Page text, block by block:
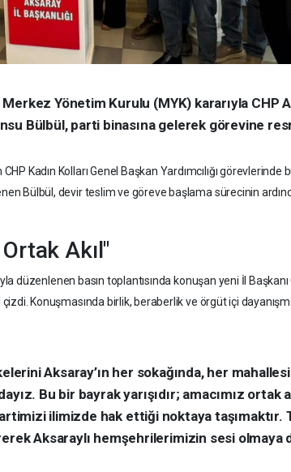
Yönetim Kurulu (MYK) kararıyla CHP
Bülbül, parti binasına gelerek görevine
Kadın Kolları Genel Başkan Yardımcılığı
Bülbül, devir teslim ve göreve başlama sürecinin
Akıl"
düzenlenen basın toplantısında konuşan yeni İl
Konuşmasında birlik, beraberlik ve örgüt içi
Aksaray’ın her sokağında, her
Bu bir bayrak yarışıdır; amacımız ortak
ilimizde hak ettiği noktaya taşımaktır.
Aksaraylı hemşehrilerimizin sesi olmaya